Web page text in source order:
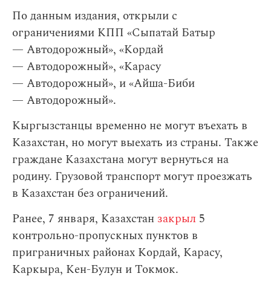
По данным издания, открыли с
ограничениями КПП «Сыпатай Батыр
— Автодорожный», «Кордай
— Автодорожный», «Карасу
— Автодорожный», и «Айша-Биби
— Автодорожный».
Кыргызстанцы временно не могут въехать в
Казахстан, но могут выехать из страны. Также
граждане Казахстана могут вернуться на
родину. Грузовой транспорт могут проезжать
в Казахстан без ограничений.
Ранее, 7 января, Казахстан закрыл 5
контрольно-пропускных пунктов в
приграничных районах Кордай, Карасу,
Каркыра, Кен-Булун и Токмок.